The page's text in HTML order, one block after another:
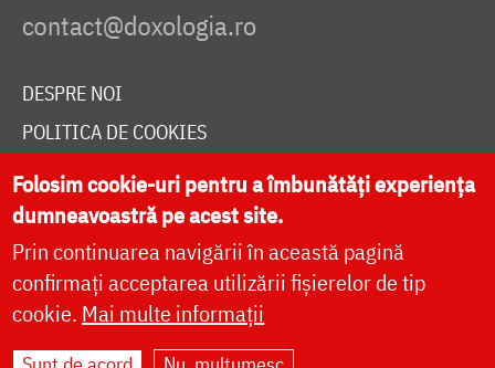
DESPRE NOI
POLITICA DE COOKIES
DONEAZĂ ONLINE PENTRU CATEDRALA NAȚIONALĂ
LIVE
Folosim cookie-uri pentru a îmbunătăți experiența
dumneavoastră pe acest site.
Prin continuarea navigării în această pagină
confirmați acceptarea utilizării fișierelor de tip
cookie. Mai multe informații